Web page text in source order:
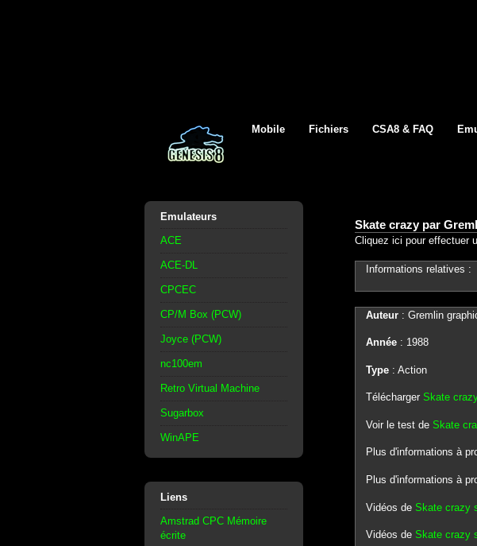
Mobile Fichiers CSA8 & FAQ
Emulateurs
ACE
ACE-DL
CPCEC
CP/M Box (PCW)
Joyce (PCW)
nc100em
Retro Virtual Machine
Sugarbox
WinAPE
Liens
Amstrad CPC Mémoire
écrite
Skate crazy par
Cliquez ici pour effectuer
Informations relatives :
Auteur: Gremlin
Année: 1988
Type: Action
Télécharger Skate
Voir le test de Skate
Plus d'informations à
Plus d'informations à
Vidéos de Skate crazy
Vidéos de Skate crazy